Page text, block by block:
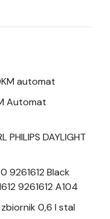
automat
Automat
PHILIPS DAYLIGHT
9261612 Black
9261612 A104
0,6 l stal